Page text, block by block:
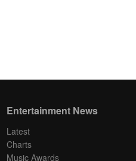
Entertainment News
Latest
Charts
Music Awards